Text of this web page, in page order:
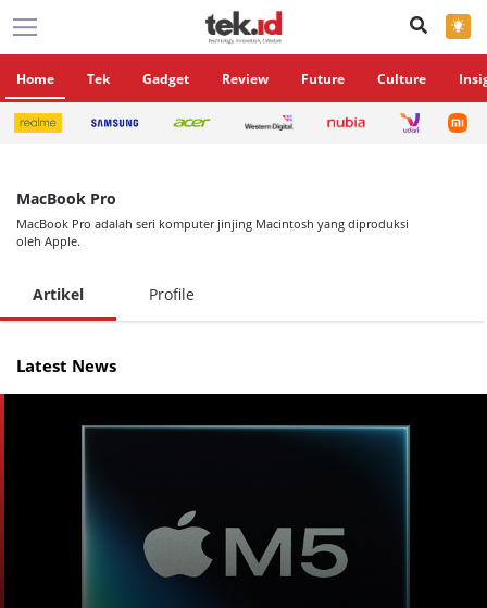
×
Home Tek Gadget Review Future Culture
MacBook Pro
MacBook Pro adalah seri komputer jinjing Macintosh yang diproduksi
oleh Apple.
Artikel Profile
Latest News